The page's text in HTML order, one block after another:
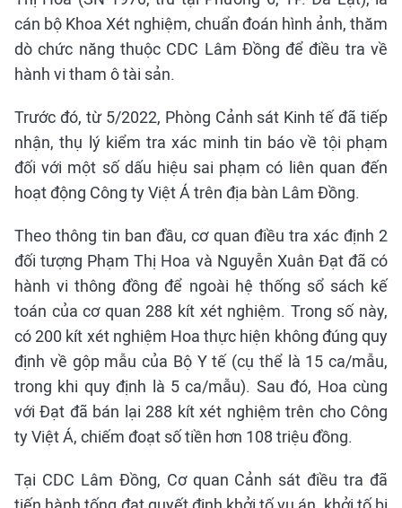
cán bộ Khoa Xét nghiệm, chuẩn đoán hình ảnh, thăm
dò chức năng thuộc CDC Lâm Đồng để điều tra về
hành vi tham ô tài sản.
Trước đó, từ 5/2022, Phòng Cảnh sát Kinh tế đã tiếp
nhận, thụ lý kiểm tra xác minh tin báo về tội phạm
đối với một số dấu hiệu sai phạm có liên quan đến
hoạt động Công ty Việt Á trên địa bàn Lâm Đồng.
Theo thông tin ban đầu, cơ quan điều tra xác định 2
đối tượng Phạm Thị Hoa và Nguyễn Xuân Đạt đã có
hành vi thông đồng để ngoài hệ thống sổ sách kế
toán của cơ quan 288 kít xét nghiệm. Trong số này,
có 200 kít xét nghiệm Hoa thực hiện không đúng quy
định về gộp mẫu của Bộ Y tế (cụ thể là 15 ca/mẫu,
trong khi quy định là 5 ca/mẫu). Sau đó, Hoa cùng
với Đạt đã bán lại 288 kít xét nghiệm trên cho Công
ty Việt Á, chiếm đoạt số tiền hơn 108 triệu đồng.
Tại CDC Lâm Đồng, Cơ quan Cảnh sát điều tra đã